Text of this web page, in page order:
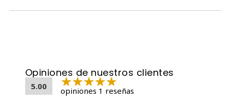
🐱 Sabores disponibles
🍤 Camarón
Una opción marina intensa y aromática para michis
Opiniones de nuestros clientes
5.00 opiniones 1 reseñas